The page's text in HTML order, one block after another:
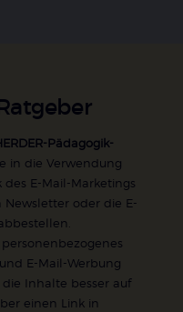
Pädagogik-
in die Verwendung
E-Mail-Marketings
oder die E-
E-Mail-Werbung
Inhalte besser auf
einen Link in